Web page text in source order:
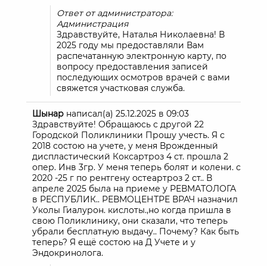
Ответ от администратора:
Администрация
Здравствуйте, Наталья Николаевна! В
2025 году мы предоставляли Вам
распечатанную электронную карту, по
вопросу предоставления записей
последующих осмотров врачей с вами
свяжется участковая служба.
Шынар написал(а) 25.12.2025 в 09:03
Здравствуйте! Обращаюсь с другой 22
Городской Поликлиники Прошу учесть. Я с
2018 состою на учете, у меня Врожденный
диспластический Коксартроз 4 ст. прошла 2
опер. Инв 3гр. У меня теперь болят и колени. с
2020 -25 г по рентгену остеартроз 2 ст.. В
апреле 2025 была на приеме у РЕВМАТОЛОГА
в РЕСПУБЛИК.. РЕВМОЦЕНТРЕ ВРАЧ назначил
Уколы Гиалурон. кислоты.,но когда пришла в
свою Поликлинику, они сказали, что теперь
убрали бесплатную выдачу.. Почему? Как быть
теперь? Я ещё состою на Д Учете и у
Эндокринолога.